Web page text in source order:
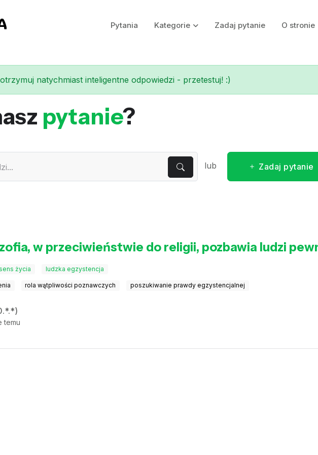
Pytania Kategorie Zadaj pytanie O stronie
natychmiast inteligentne odpowiedzi - przetestuj! :)
pytanie?
lub Zadaj pytanie
w przeciwieństwie do religii, pozbawia ludzi
życia ludzka egzystencja
rola wątpliwości poznawczych poszukiwanie prawdy egzystencjalnej
temu